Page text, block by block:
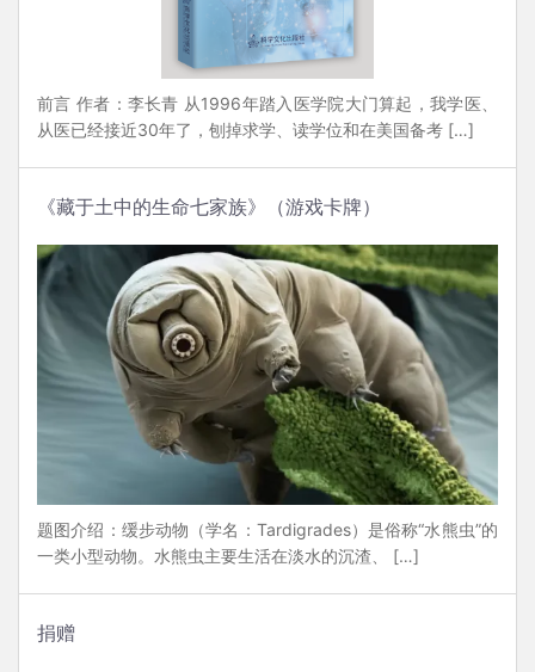
前言 作者：李长青 从1996年踏入医学院大门算起，我学医、
从医已经接近30年了，刨掉求学、读学位和在美国备考 […]
《藏于土中的生命七家族》（游戏卡牌）
题图介绍：缓步动物（学名：Tardigrades）是俗称“水熊虫”的
一类小型动物。水熊虫主要生活在淡水的沉渣、 […]
捐赠